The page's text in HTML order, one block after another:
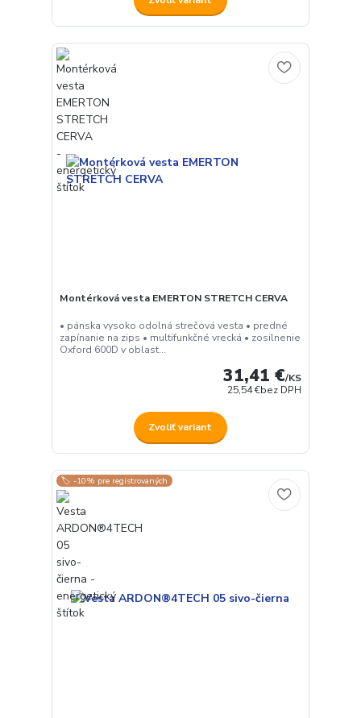
Montérková vesta EMERTON STRETCH CERVA
• pánska vysoko odolná strečová vesta • predné
zapínanie na zips • multifunkčné vrecká • zosilnenie
Oxford 600D v oblast...
31,41 €/KS
25,54 €bez DPH
Zvoliť variant
🏷️ -10% pre registrovaných